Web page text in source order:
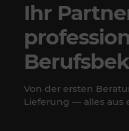
Ihr
Von der ersten
Lieferung — alles aus